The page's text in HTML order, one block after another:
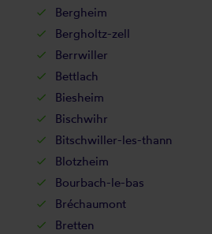
Bergheim
Bergholtz-zell
Berrwiller
Bettlach
Biesheim
Bischwihr
Bitschwiller-les-thann
Blotzheim
Bourbach-le-bas
Bréchaumont
Bretten